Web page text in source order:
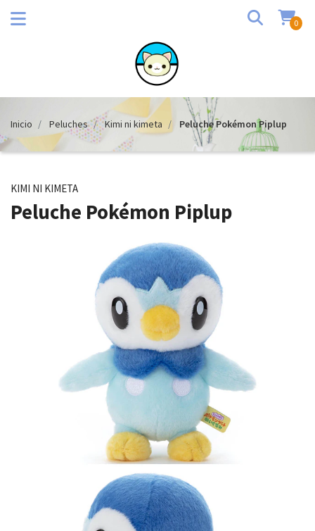
0
Inicio Peluches Kimi ni kimeta Peluche Pokémon Piplup
KIMI NI KIMETA
Peluche Pokémon Piplup